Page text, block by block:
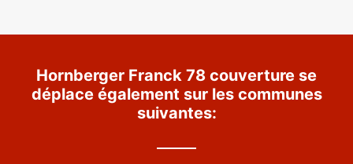
Hornberger Franck 78 couverture se
déplace également sur les communes
suivantes: